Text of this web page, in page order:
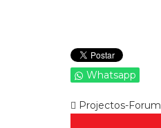
Whatsapp
Projectos-Forum